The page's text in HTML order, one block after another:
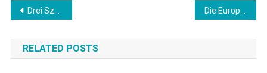
Beitragsnavigation
Drei Szenarien für unser Jahrhundert
RELATED POSTS